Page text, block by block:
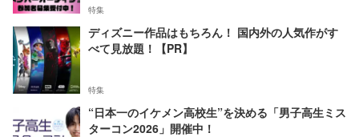
特集
ディズニー作品はもちろん！ 国内外の人気作がす
べて見放題！【PR】
特集
“日本一のイケメン高校生”を決める「男子高生ミス
ターコン2026」開催中！